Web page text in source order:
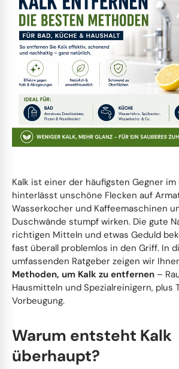
Glasreiniger
Teleskopstangen
Glasschaber
Eimer
Innenreinigung
Zubehör
Handschuhe
Ersatzteile
Wischergummis
Allzweckreiniger
Industriereiniger
Holzreiniger
Unterhaltsreiniger
Textilreiniger
Glasreiniger
Waschmittel
Dosierhilfen
Wischpflegen
Swiffer
Feuchttücher
KFZ Reinigung
Wischtücher
Schwämme
Pflegeschwämme
Topfreiniger
Hygienebeutel
Küchenrollen
Spendersysteme
Abfallbehälter
Servietten
Palettenversand
Schmutzfangmatten
Müllpicker
Besen
Pads
Reinigungswagen
Handbürsten
Schrubber
Staubwedel
Wasserschieber
Zubehör
Kanülen & Spritzen
Feuchttücher
Ärzterollen
Luftreiniger
Duftspender
Haushaltswaren
Hotelbedarf
Folien
Dekoration
Nachhaltig
Trinkflaschen
Mehrweggeschirr
Servietten
Trinkhalme
Tortenunterlagen
Küchenbedarf
Kalk ist einer der häufigsten Gegner im
hinterlässt unschöne Flecken auf
Wasserkocher und Kaffeemaschinen
Duschwände stumpf wirken. Die gute
richtigen Mitteln und etwas Geduld
fast überall problemlos in den Griff. In
umfassenden Ratgeber zeigen wir
Methoden, um Kalk zu entfernen –
Hausmitteln und Spezialreinigern, plus
Vorbeugung.
Warum entsteht Kalk
überhaupt?